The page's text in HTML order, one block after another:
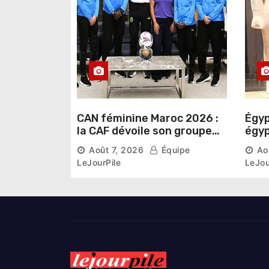
i
c
l
e
CAN féminine Maroc 2026 :
la CAF dévoile son groupe
d’experts chargé d’analyser
la compétition
Août 7, 2026
Équipe
LeJourPile
une